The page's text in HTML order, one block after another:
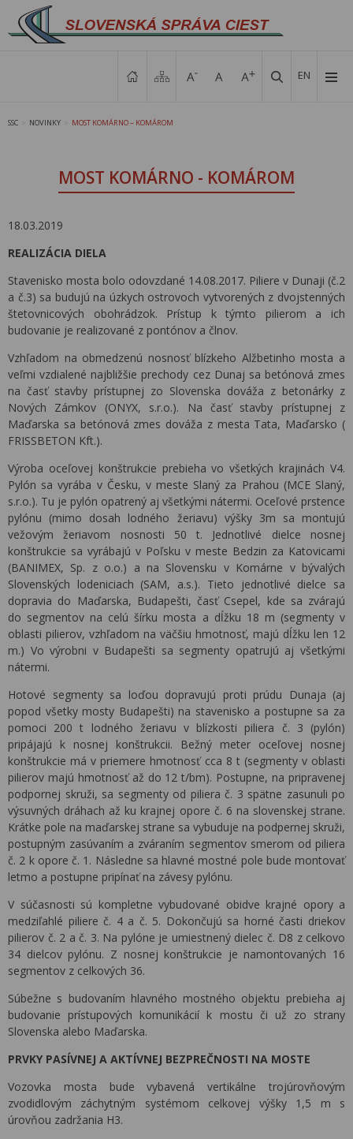
EN
SSC NOVINKY MOST KOMÁRNO – KOMÁROM
MOST KOMÁRNO - KOMÁROM
18.03.2019
REALIZÁCIA DIELA
Stavenisko mosta bolo odovzdané 14.08.2017. Piliere v Dunaji (č.2
a č.3) sa budujú na úzkych ostrovoch vytvorených z dvojstenných
štetovnicových obohrádzok. Prístup k týmto pilierom a ich
budovanie je realizované z pontónov a člnov.
Vzhľadom na obmedzenú nosnosť blízkeho Alžbetinho mosta a
veľmi vzdialené najbližšie prechody cez Dunaj sa betónová zmes
na časť stavby prístupnej zo Slovenska dováža z betonárky z
Nových Zámkov (ONYX, s.r.o.). Na časť stavby prístupnej z
Maďarska sa betónová zmes dováža z mesta Tata, Maďarsko (
FRISSBETON Kft.).
Výroba oceľovej konštrukcie prebieha vo všetkých krajinách V4.
Pylón sa vyrába v Česku, v meste Slaný za Prahou (MCE Slaný,
s.r.o.). Tu je pylón opatrený aj všetkými nátermi. Oceľové prstence
pylónu (mimo dosah lodného žeriavu) výšky 3m sa montujú
vežovým žeriavom nosnosti 50 t. Jednotlivé dielce nosnej
konštrukcie sa vyrábajú v Poľsku v meste Bedzin za Katovicami
(BANIMEX, Sp. z o.o.) a na Slovensku v Komárne v bývalých
Slovenských lodeniciach (SAM, a.s.). Tieto jednotlivé dielce sa
dopravia do Maďarska, Budapešti, časť Csepel, kde sa zvárajú
do segmentov na celú šírku mosta a dĺžku 18 m (segmenty v
oblasti pilierov, vzhľadom na väčšiu hmotnosť, majú dĺžku len 12
m.) Vo výrobni v Budapešti sa segmenty opatrujú aj všetkými
nátermi.
Hotové segmenty sa loďou dopravujú proti prúdu Dunaja (aj
popod všetky mosty Budapešti) na stavenisko a postupne sa za
pomoci 200 t lodného žeriavu v blízkosti piliera č. 3 (pylón)
pripájajú k nosnej konštrukcii. Bežný meter oceľovej nosnej
konštrukcie má v priemere hmotnosť cca 8 t (segmenty v oblasti
pilierov majú hmotnosť až do 12 t/bm). Postupne, na pripravenej
podpornej skruži, sa segmenty od piliera č. 3 spätne zasunuli po
výsuvných dráhach až ku krajnej opore č. 6 na slovenskej strane.
Krátke pole na maďarskej strane sa vybuduje na podpernej skruži,
postupným zasúvaním a zváraním segmentov smerom od piliera
č. 2 k opore č. 1. Následne sa hlavné mostné pole bude montovať
letmo a postupne pripínať na závesy pylónu.
V súčasnosti sú kompletne vybudované obidve krajné opory a
medziľahlé piliere č. 4 a č. 5. Dokončujú sa horné časti driekov
pilierov č. 2 a č. 3. Na pylóne je umiestnený dielec č. D8 z celkovo
34 dielcov pylónu. Z nosnej konštrukcie je namontovaných 16
segmentov z celkových 36.
Súbežne s budovaním hlavného mostného objektu prebieha aj
budovanie prístupových komunikácií k mostu či už zo strany
Slovenska alebo Maďarska.
PRVKY PASÍVNEJ A AKTÍVNEJ BEZPREČNOSTI NA MOSTE
Vozovka mosta bude vybavená vertikálne trojúrovňovým
zvodidlovým záchytným systémom celkovej výšky 1,5 m s
úrovňou zadržania H3.